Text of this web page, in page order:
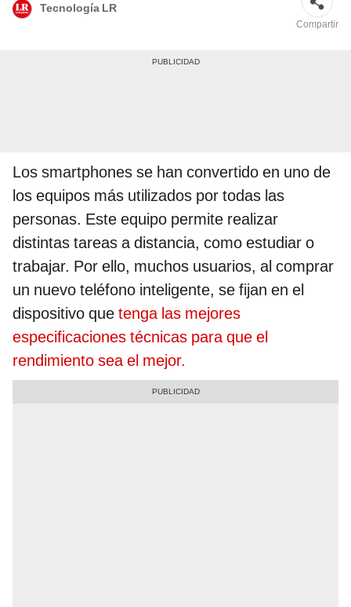
Tecnología LR
Compartir
Los smartphones se han convertido en uno de
los equipos más utilizados por todas las
personas. Este equipo permite realizar
distintas tareas a distancia, como estudiar o
trabajar. Por ello, muchos usuarios, al comprar
un nuevo teléfono inteligente, se fijan en el
dispositivo que tenga las mejores
especificaciones técnicas para que el
rendimiento sea el mejor.